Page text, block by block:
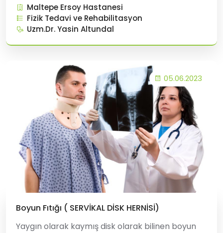
gençlerde ve sporcularda görülen menisk&uum
Maltepe Ersoy Hastanesi
Fizik Tedavi ve Rehabilitasyon
Uzm.Dr. Yasin Altundal
05.06.2023
Boyun Fıtığı ( SERVİKAL DİSK HERNİSİ)
Yaygın olarak kaymış disk olarak bilinen boyun